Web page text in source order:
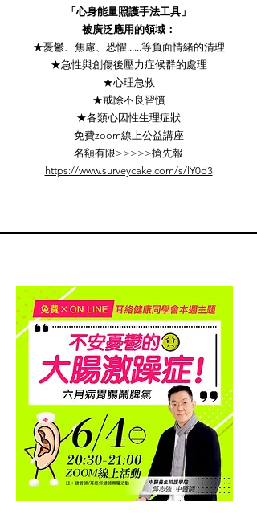
「心身能量照護手法工具」
被廣泛應用的領域：
★憂鬱、焦慮、恐懼......等負面情緒的清理
★急性與創傷後壓力症候群的處理
★心理急救
★戒除不良習慣
★各類心因性生理症狀
免費zoom線上公益講座
名額有限>>>>>搶先報
https://www.surveycake.com/s/lY0d3